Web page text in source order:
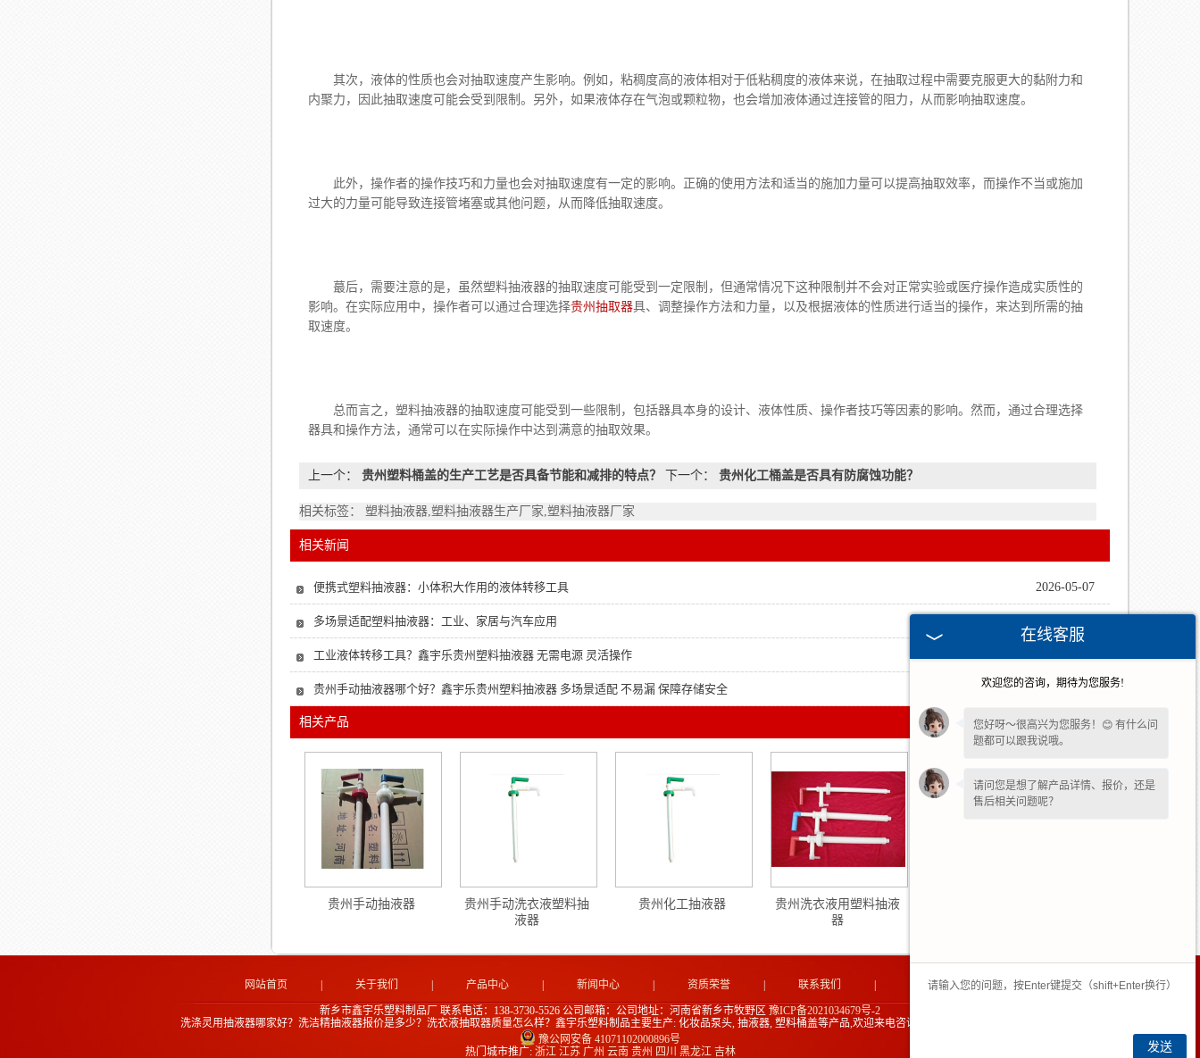
其次，液体的性质也会对抽取速度产生影响。例如，粘稠度高的液体相对于低粘稠度的液体来说，在抽取过程中需要克服更大的黏附力和
内聚力，因此抽取速度可能会受到限制。另外，如果液体存在气泡或颗粒物，也会增加液体通过连接管的阻力，从而影响抽取速度。
此外，操作者的操作技巧和力量也会对抽取速度有一定的影响。正确的使用方法和适当的施加力量可以提高抽取效率，而操作不当或施加
过大的力量可能导致连接管堵塞或其他问题，从而降低抽取速度。
蕞后，需要注意的是，虽然塑料抽液器的抽取速度可能受到一定限制，但通常情况下这种限制并不会对正常实验或医疗操作造成实质性的
影响。在实际应用中，操作者可以通过合理选择贵州抽取器具、调整操作方法和力量，以及根据液体的性质进行适当的操作，来达到所需的抽
取速度。
总而言之，塑料抽液器的抽取速度可能受到一些限制，包括器具本身的设计、液体性质、操作者技巧等因素的影响。然而，通过合理选择
器具和操作方法，通常可以在实际操作中达到满意的抽取效果。
上一个： 贵州塑料桶盖的生产工艺是否具备节能和减排的特点？ 下一个： 贵州化工桶盖是否具有防腐蚀功能？
相关标签： 塑料抽液器,塑料抽液器生产厂家,塑料抽液器厂家
相关新闻
2026-05-07
便携式塑料抽液器：小体积大作用的液体转移工具
多场景适配塑料抽液器：工业、家居与汽车应用
工业液体转移工具？鑫宇乐贵州塑料抽液器 无需电源 灵活操作
2026-02-25
贵州手动抽液器哪个好？鑫宇乐贵州塑料抽液器 多场景适配 不易漏 保障存储安全
相关产品
贵州手动抽液器
贵州手动洗衣液塑料抽
液器
贵州化工抽液器
贵州洗衣液用塑料抽液
器
网站首页 关于我们 产品中心 新闻中心 资质荣誉 联系我们 网站地图 |
新乡市鑫宇乐塑料制品厂 联系电话：138-3730-5526 公司邮箱： 公司地址：河南省新乡市牧野区 豫ICP备2021034679号-2
洗涤灵用抽液器哪家好？洗洁精抽液器报价是多少？洗衣液抽取器质量怎么样？鑫宇乐塑料制品主要生产: 化妆品泵头, 抽液器, 塑料桶盖等产品,欢迎来电咨询!
豫公网安备 41071102000896号
热门城市推广: 浙江 江苏 广州 云南 贵州 四川 黑龙江 吉林
在线客服
欢迎您的咨询，期待为您服务!
您好呀～很高兴为您服务！😊 有什么问
题都可以跟我说哦。
请问您是想了解产品详情、报价，还是
售后相关问题呢？
发送